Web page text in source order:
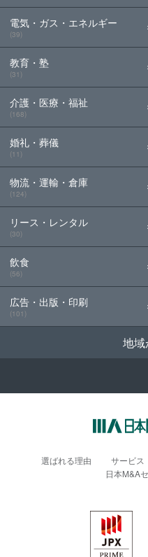
電気・ガス・エネルギー
(39)
教育・塾
(31)
介護・医療・福祉
(168)
婚礼・葬儀
(11)
物流・運輸・倉庫
(124)
リース・レンタル
(30)
飲食
(56)
広告・出版・印刷
(101)
地
選ばれる理由 サービス
日本M&A